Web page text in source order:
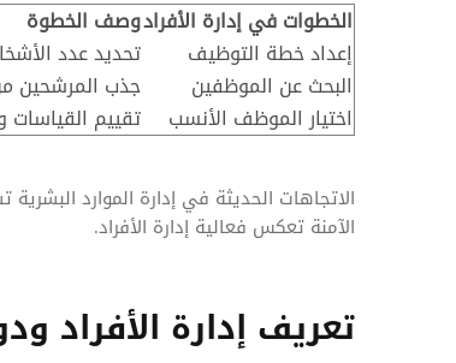
الخطوات في إدارة الأفرادوصف الخطوة
إعداد خطة التوظيف
تحديد عدد
البحث عن الموظفين
جذب المرشحين
اختيار الموظف الأنسب
تقييم القياسات
الاتجاهات الحديثة في إدارة الموارد
الآمنة تعكس فعالية إدارة الأفراد.
تعريف إدارة